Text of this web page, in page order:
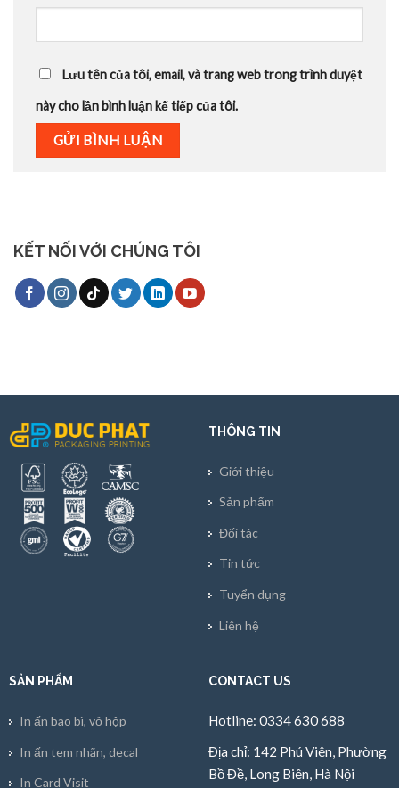
Lưu tên của tôi, email, và trang web trong trình duyệt
này cho lần bình luận kế tiếp của tôi.
KẾT NỐI VỚI CHÚNG TÔI
THÔNG TIN
Giới thiệu
Sản phẩm
Đối tác
Tin tức
Tuyển dụng
Liên hệ
SẢN PHẨM
In ấn bao bì, vỏ hộp
In ấn tem nhãn, decal
In Card Visit
CONTACT US
Hotline: 0334 630 688
Địa chỉ: 142 Phú Viên, Phường
Bồ Đề, Long Biên, Hà Nội